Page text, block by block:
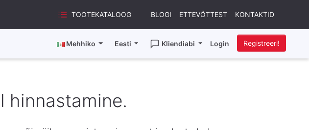
TOOTEKATALOOG BLOGI ETTEVÕTTEST KONTAKTID
Mehhiko Eesti Kliendiabi Login Registreeri!
hinnastamine.